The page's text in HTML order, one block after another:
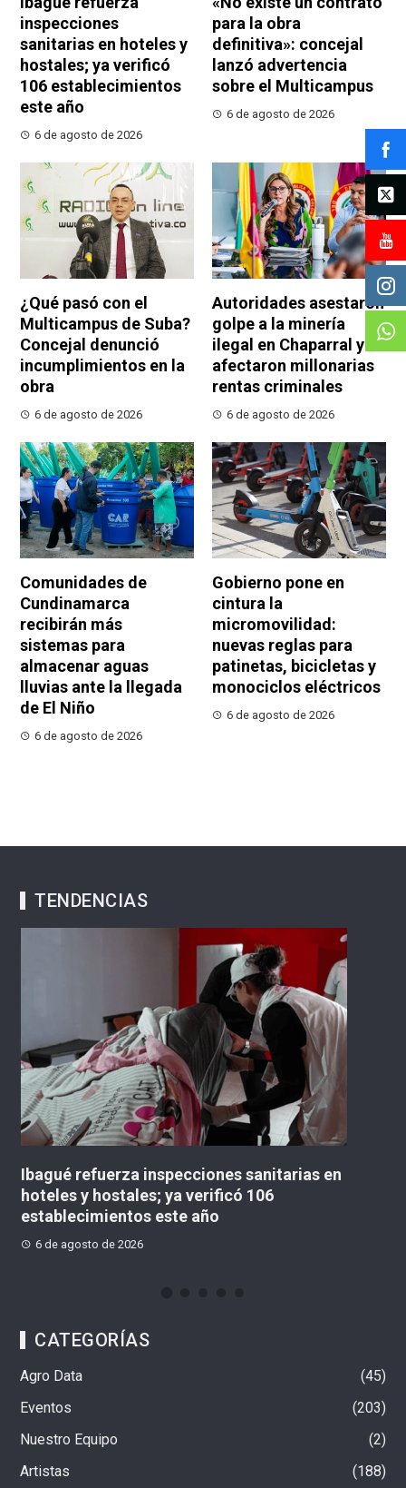
inspecciones
sanitarias en hoteles y
hostales; ya verificó
106 establecimientos
este año
6 de agosto de 2026
para la obra
definitiva»: concejal
lanzó advertencia
sobre el Multicampus
6 de agosto de 2026
¿Qué pasó con el
Multicampus de Suba?
Concejal denunció
incumplimientos en la
obra
6 de agosto de 2026
Autoridades asestaron
golpe a la minería
ilegal en Chaparral y
afectaron millonarias
rentas criminales
6 de agosto de 2026
Comunidades de
Cundinamarca
recibirán más
sistemas para
almacenar aguas
lluvias ante la llegada
de El Niño
6 de agosto de 2026
Gobierno pone en
cintura la
micromovilidad:
nuevas reglas para
patinetas, bicicletas y
monociclos eléctricos
6 de agosto de 2026
TENDENCIAS
sanitarias en
106
«No existe un contrato
concejal lanzó advertencia
Multicampus
CATEGORÍAS
Agro Data
45
Eventos
203
Nuestro Equipo
2
Artistas
188